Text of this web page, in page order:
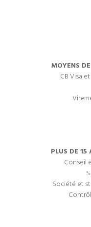
MOYENS
CB Visa
PLUS DE 15
Conseil
Société et